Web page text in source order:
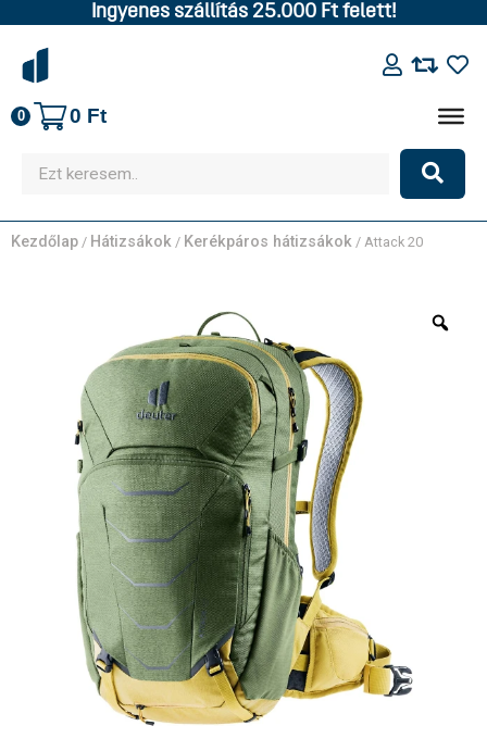
Ingyenes szállítás 25.000 Ft felett!
0 0 Ft
Kezdőlap / Hátizsákok / Kerékpáros hátizsákok / Attack 20